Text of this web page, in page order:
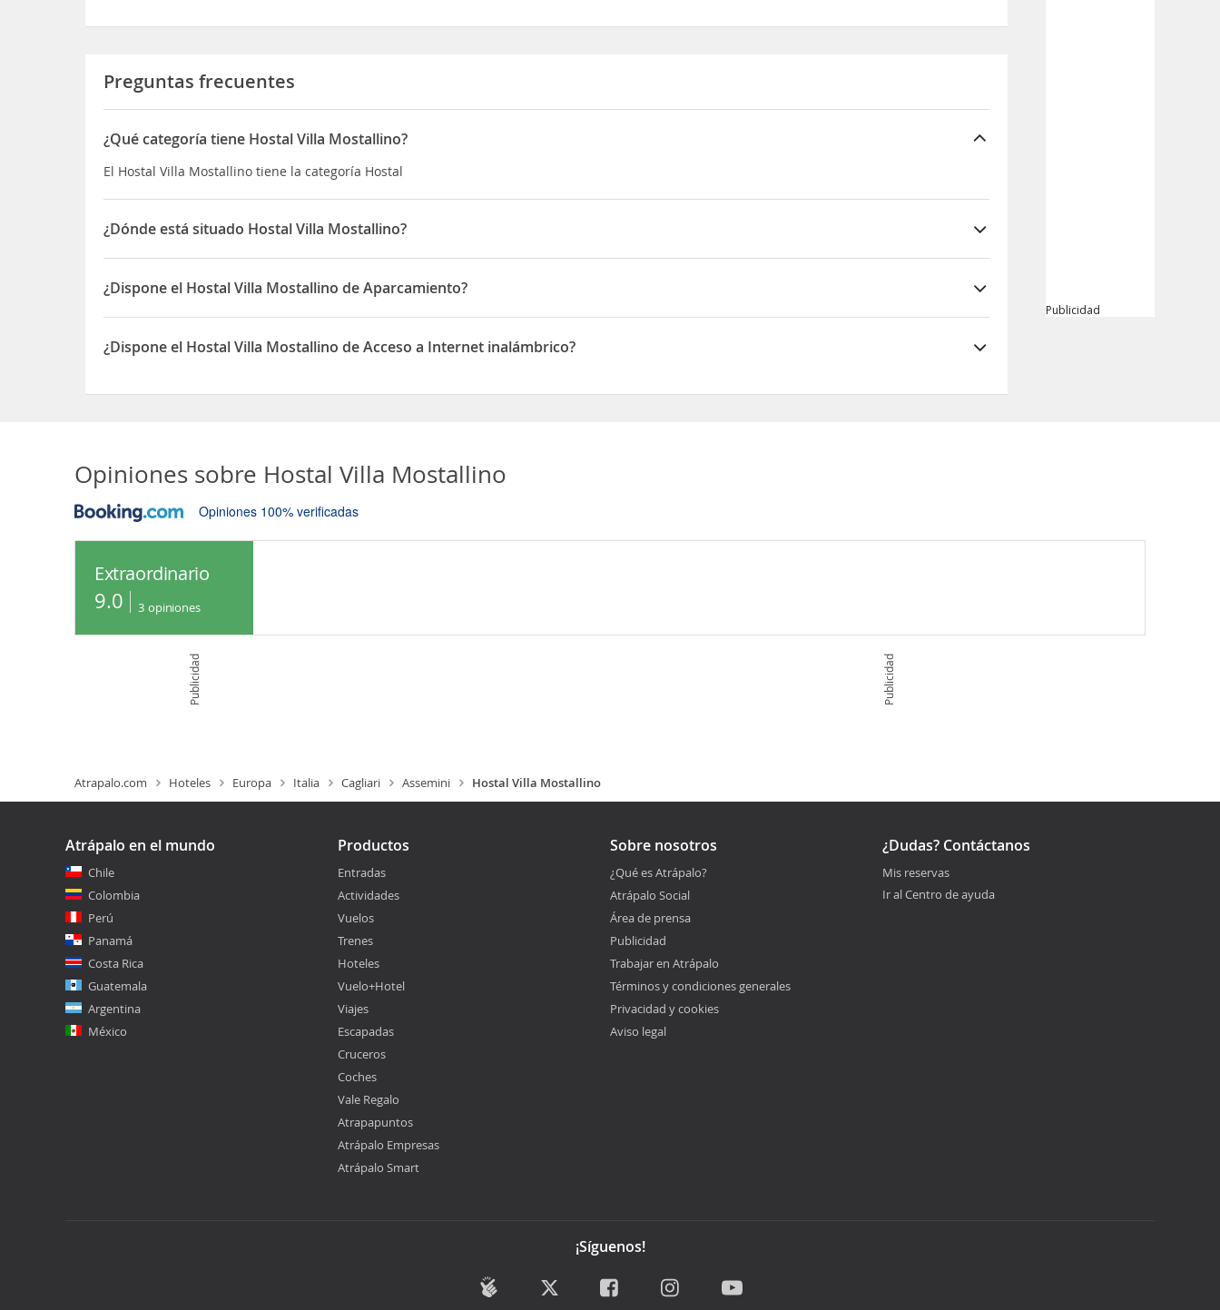
Preguntas frecuentes
¿Qué categoría tiene Hostal Villa Mostallino?
El Hostal Villa Mostallino tiene la categoría Hostal
¿Dónde está situado Hostal Villa Mostallino?
El Hostal Villa Mostallino está situado en Via Principe di Piemonte 6
¿Dispone el Hostal Villa Mostallino de Aparcamiento?
Sí, el Hostal Villa Mostallino dispone de Aparcamiento
¿Dispone el Hostal Villa Mostallino de Acceso a Internet inalámbrico?
Publicidad
Opiniones sobre Hostal Villa Mostallino
Opiniones 100% verificadas
Extraordinario
9.0 3 opiniones
Publicidad Publicidad
Atrapalo.com Hoteles Europa Italia Cagliari Assemini Hostal Villa Mostallino
Atrápalo en el mundo
Chile
Colombia
Perú
Panamá
Costa Rica
Guatemala
Argentina
México
Productos
Entradas
Actividades
Vuelos
Trenes
Hoteles
Vuelo+Hotel
Viajes
Escapadas
Cruceros
Coches
Vale Regalo
Atrapapuntos
Atrápalo Empresas
Atrápalo Smart
Sobre nosotros
¿Qué es Atrápalo?
Atrápalo Social
Área de prensa
Publicidad
Trabajar en Atrápalo
Términos y condiciones generales
Privacidad y cookies
Aviso legal
¿Dudas? Contáctanos
Mis reservas
Ir al Centro de ayuda
¡Síguenos!